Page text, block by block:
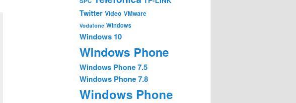
Twitter Video VMware
Vodafone Windows
Windows 10
Windows Phone
Windows Phone 7.5
Windows Phone 7.8
Windows Phone